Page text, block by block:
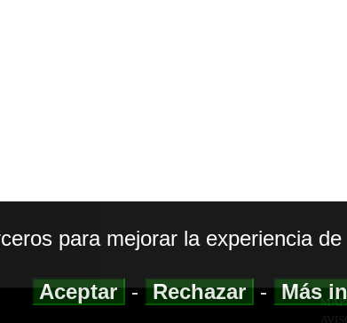
para mejorar la experiencia
Aceptar-Rechazar-Más